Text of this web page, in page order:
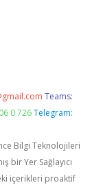
Teams:
0 726 Telegram:
Bilgi Teknolojileri
bir Yer Sağlayıcı
içerikleri proaktif